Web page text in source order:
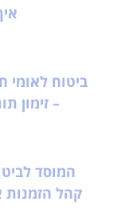
ביטוח לאומי
– זימון
המוסד
קהל הזמנות